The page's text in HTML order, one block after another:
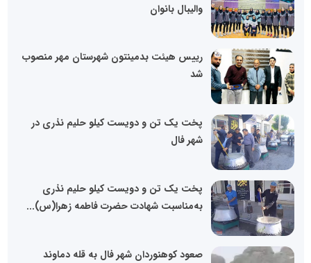
والیبال بانوان
رییس هیئت بدمینتون شهرستان مهر منصوب
شد
پخت یک تن و دویست کیلو حلیم نذری در
شهر فال
پخت یک تن و دویست کیلو حلیم نذری
به‌مناسبت شهادت حضرت فاطمه زهرا(س)...
صعود کوهنوردان شهر فال به قله دماوند